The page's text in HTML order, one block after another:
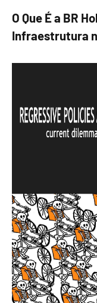
O Que É a BR
Infraestrutura